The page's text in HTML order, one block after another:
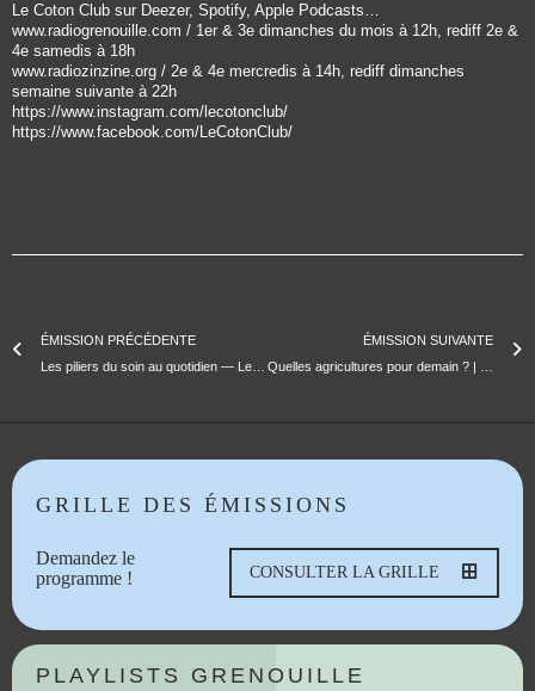
Le Coton Club sur Deezer, Spotify, Apple Podcasts…
www.radiogrenouille.com / 1er & 3e dimanches du mois à 12h, rediff 2e &
4e samedis à 18h
www.radiozinzine.org / 2e & 4e mercredis à 14h, rediff dimanches
semaine suivante à 22h
https://www.instagram.com/lecotonclub/
https://www.facebook.com/LeCotonClub/
ÉMISSION PRÉCÉDENTE
ÉMISSION SUIVANTE
GRILLE DES ÉMISSIONS
Demandez le
programme !
CONSULTER LA GRILLE
PLAYLISTS GRENOUILLE